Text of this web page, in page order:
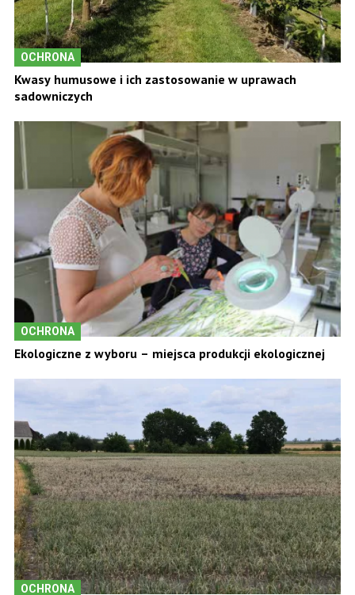
OCHRONA
Kwasy humusowe i ich zastosowanie w uprawach
sadowniczych
OCHRONA
Ekologiczne z wyboru – miejsca produkcji ekologicznej
OCHRONA